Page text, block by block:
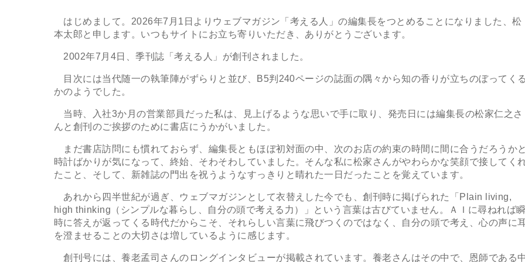
はじめまして。2026年7月1日よりウェブマガジン「考える人」の編集長をつとめることになりました、松
本太郎と申します。いつもサイトにお立ち寄りいただき、ありがとうございます。
2002年7月4日、季刊誌「考える人」が創刊されました。
目次には当代随一の執筆陣がずらりと並び、B5判240ページの誌面の隅々から知の香りが立ちのぼってく
かのようでした。
当時、入社3か月の営業部員だった私は、見上げるような思いで手に取り、発売日には編集長の松家仁之さ
んと創刊のご挨拶のために書店にうかがいました。
まだ書店訪問にも慣れておらず、編集長ともほぼ初対面の中、次のお店の約束の時間に間に合うだろうか
時計ばかりが気になって、終始、そわそわしていました。そんな私に松家さんがやわらかな笑顔で接してく
たこと、そして、新雑誌の門出を祝うようなすっきりと晴れた一日だったことを覚えています。
あれから四半世紀が過ぎ、ウェブマガジンとして衣替えした今でも、創刊時に掲げられた「Plain living,
high thinking（シンプルな暮らし、自分の頭で考える力）」という言葉は古びていません。ＡＩに尋ねれば
時に答えが返ってくる時代だからこそ、それらしい言葉に飛びつくのではなく、自分の頭で考え、心の声に
を澄ませることの大切さは増しているように感じます。
創刊号には、養老孟司さんのロングインタビューが掲載されています。養老さんはその中で、恩師である